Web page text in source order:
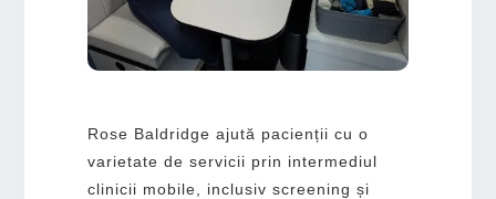
Rose Baldridge ajută pacienții cu o
varietate de servicii prin intermediul
clinicii mobile, inclusiv screening și